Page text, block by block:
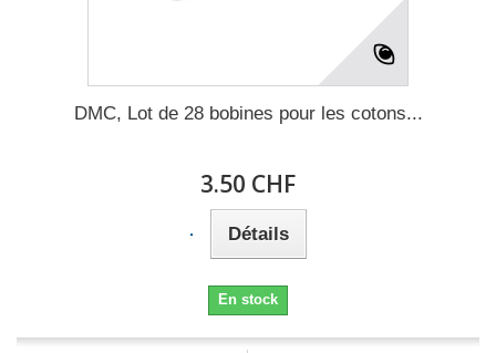
DMC, Lot de 28 bobines pour les cotons...
3.50 CHF
Détails
En stock